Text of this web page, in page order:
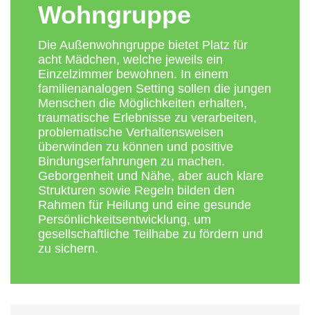
Wohngruppe
Die Außenwohngruppe bietet Platz für
acht Mädchen, welche jeweils ein
Einzelzimmer bewohnen. In einem
familienanalogen Setting sollen die jungen
Menschen die Möglichkeiten erhalten,
traumatische Erlebnisse zu verarbeiten,
problematische Verhaltensweisen
überwinden zu können und positive
Bindungserfahrungen zu machen.
Geborgenheit und Nähe, aber auch klare
Strukturen sowie Regeln bilden den
Rahmen für Heilung und eine gesunde
Persönlichkeitsentwicklung, um
gesellschaftliche Teilhabe zu fördern und
zu sichern.